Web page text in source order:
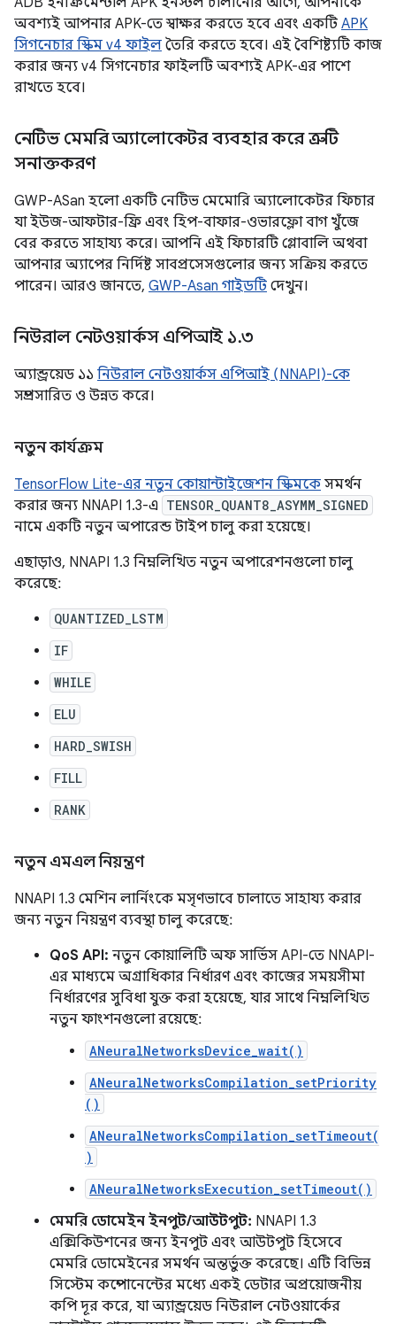
অবশ্যই আপনার APK-তে স্বাক্ষর করতে হবে এবং একটি APK
সিগনেচার স্কিম v4 ফাইল তৈরি করতে হবে। এই বৈশিষ্ট্যটি কাজ
করার জন্য v4 সিগনেচার ফাইলটি অবশ্যই APK-এর পাশে
রাখতে হবে।
নেটিভ মেমরি অ্যালোকেটর ব্যবহার করে ত্রুটি
সনাক্তকরণ
GWP-ASan হলো একটি নেটিভ মেমোরি অ্যালোকেটর ফিচার
যা ইউজ-আফটার-ফ্রি এবং হিপ-বাফার-ওভারফ্লো বাগ খুঁজে
বের করতে সাহায্য করে। আপনি এই ফিচারটি গ্লোবালি অথবা
আপনার অ্যাপের নির্দিষ্ট সাবপ্রসেসগুলোর জন্য সক্রিয় করতে
পারেন। আরও জানতে, GWP-Asan গাইডটি দেখুন।
নিউরাল নেটওয়ার্কস এপিআই ১.৩
অ্যান্ড্রয়েড ১১ নিউরাল নেটওয়ার্কস এপিআই (NNAPI)-কে
সম্প্রসারিত ও উন্নত করে।
নতুন কার্যক্রম
TensorFlow Lite-এর নতুন কোয়ান্টাইজেশন স্কিমকে সমর্থন
করার জন্য NNAPI 1.3-এ TENSOR_QUANT8_ASYMM_SIGNED
নামে একটি নতুন অপারেন্ড টাইপ চালু করা হয়েছে।
এছাড়াও, NNAPI 1.3 নিম্নলিখিত নতুন অপারেশনগুলো চালু
করেছে:
QUANTIZED_LSTM
IF
WHILE
ELU
HARD_SWISH
FILL
RANK
নতুন এমএল নিয়ন্ত্রণ
NNAPI 1.3 মেশিন লার্নিংকে মসৃণভাবে চালাতে সাহায্য করার
জন্য নতুন নিয়ন্ত্রণ ব্যবস্থা চালু করেছে:
QoS API: নতুন কোয়ালিটি অফ সার্ভিস API-তে NNAPI-
এর মাধ্যমে অগ্রাধিকার নির্ধারণ এবং কাজের সময়সীমা
নির্ধারণের সুবিধা যুক্ত করা হয়েছে, যার সাথে নিম্নলিখিত
নতুন ফাংশনগুলো রয়েছে:
ANeuralNetworksDevice_wait()
ANeuralNetworksCompilation_setPriority
()
ANeuralNetworksCompilation_setTimeout(
)
ANeuralNetworksExecution_setTimeout()
মেমরি ডোমেইন ইনপুট/আউটপুট: NNAPI 1.3
এক্সিকিউশনের জন্য ইনপুট এবং আউটপুট হিসেবে
মেমরি ডোমেইনের সমর্থন অন্তর্ভুক্ত করেছে। এটি বিভিন্ন
সিস্টেম কম্পোনেন্টের মধ্যে একই ডেটার অপ্রয়োজনীয়
কপি দূর করে, যা অ্যান্ড্রয়েড নিউরাল নেটওয়ার্কের